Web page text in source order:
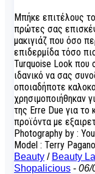
Μπήκε επιτέλους
πρώτες σας
μακιγιάζ που όσο
επιδερμίδα τόσο
Turquoise Look που
ιδανικό να σας
οποιαδήποτε
χρησιμοποιήθηκαν
της Erre Due για το
προϊόντα με
Photography by :
Model : Terry
Beauty / Beauty
Shopalicious - 06/